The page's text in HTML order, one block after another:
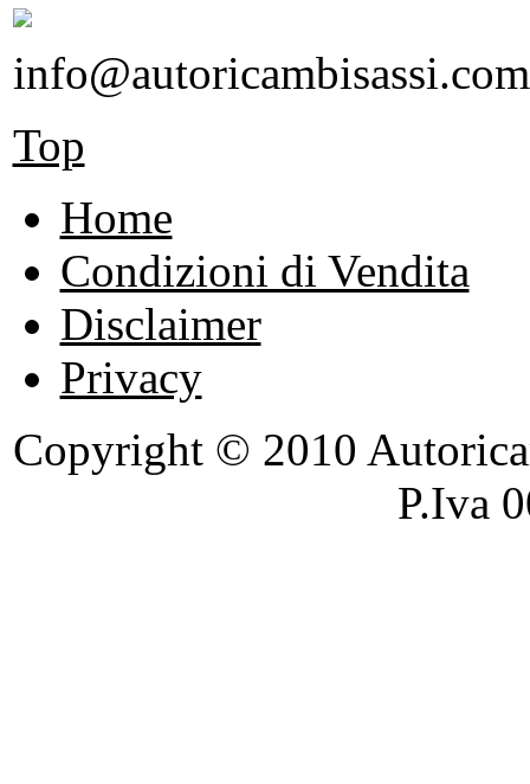
info@autoricambisassi.com
Top
Home
Condizioni di Vendita
Disclaimer
Privacy
Copyright © 2010
P.Iva